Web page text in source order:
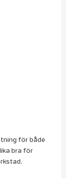
för både
bra för